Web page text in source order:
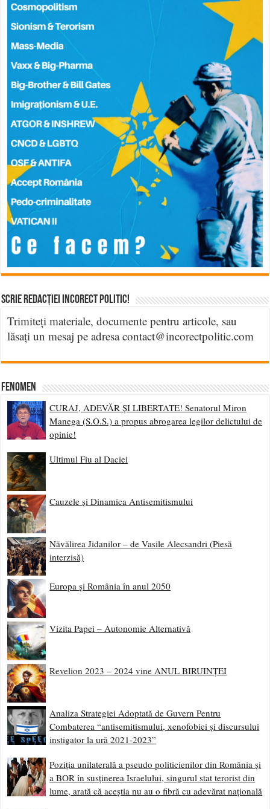
Scrie Redacției Incorect Politic!
Trimiteți materiale, documente pentru articole, sau
lăsați un mesaj pe adresa contact@incorectpolitic.com
Fenomen
CURAJ, ADEVĂR ȘI LIBERTATE! Senatorul Miron
Manega (S.O.S.) a propus abrogarea legilor delictului de
opinie!
Ultimul Fiu al Daciei
Cauzele și Dinamica Antisemitismului
Năvălirea Jidanilor – de Vasile Alecsandri (Piesă
interzisă)
Europa și România în anul 2050
Vizita Papei – Autonomie Alternativă
Revelion 2023 – 2024 vine ANUL BIRUINȚEI
Analiza Strategiei Adoptată de Guvern Pentru
Combaterea “antisemitismului, xenofobiei și discursului
instigator la ură 2021-2023”
Poziția unilaterală a pseudo politicienilor din România și
a BOR în susținerea Israelului, singurul stat terorist din
lume, arată că aceștia nu au o fibră cu adevărat națională